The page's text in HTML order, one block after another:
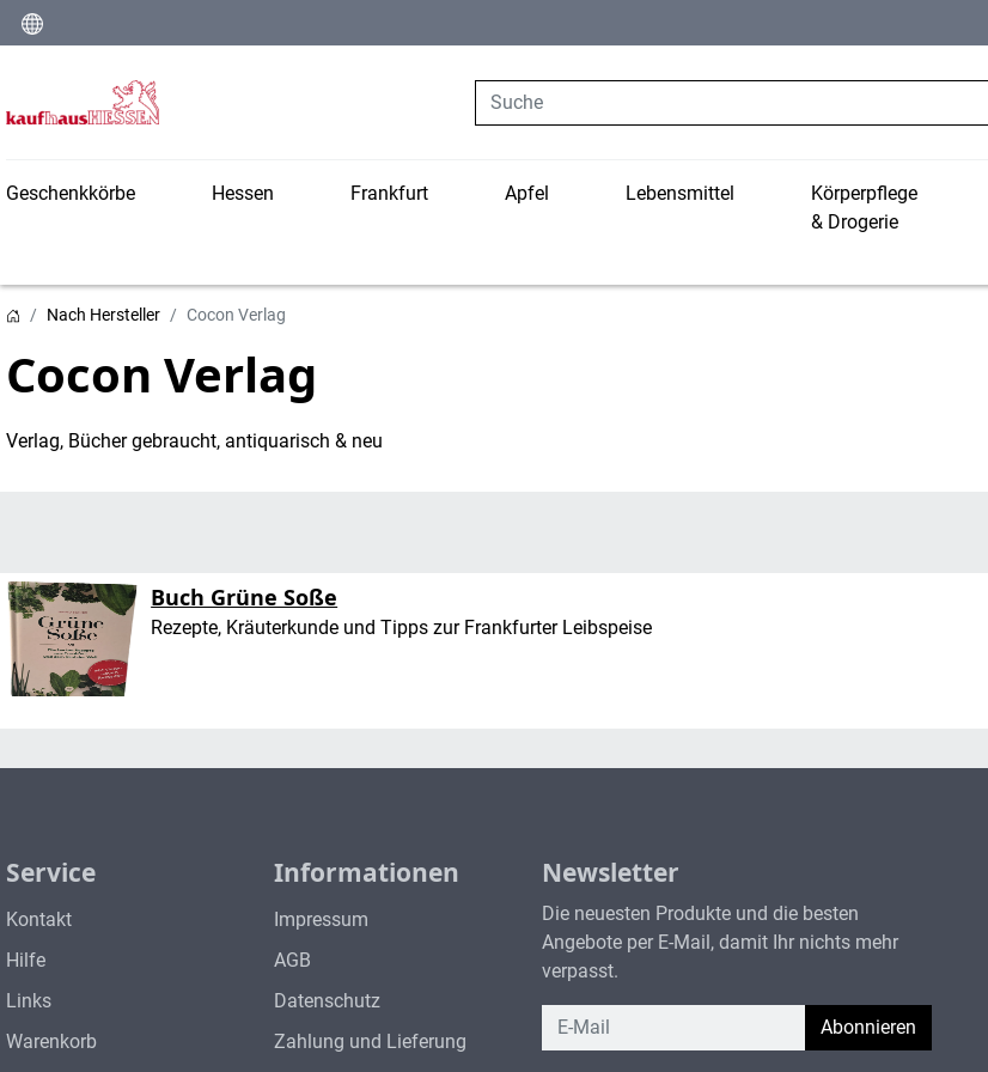
Suche
Geschenkkörbe Hessen Frankfurt Apfel Lebensmittel
Körperpflege
& Drogerie
Nach Hersteller Cocon Verlag
Cocon Verlag
Verlag, Bücher gebraucht, antiquarisch & neu
Buch Grüne Soße
Rezepte, Kräuterkunde und Tipps zur Frankfurter Leibspeise
Service
Kontakt
Hilfe
Links
Warenkorb
Informationen
Impressum
AGB
Datenschutz
Zahlung und Lieferung
Newsletter
Die neuesten Produkte und die besten
Angebote per E-Mail, damit Ihr nichts mehr
verpasst.
Newsletter Abonnieren